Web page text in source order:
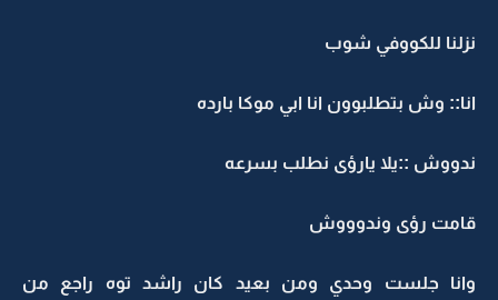
نزلنا للكووفي شوب
انا:: وش بتطلبوون انا ابي موكا بارده
ندووش ::يلا يارؤى نطلب بسرعه
قامت رؤى وندوووش
وانا جلست وحدي ومن بعيد كان راشد توه راجع من